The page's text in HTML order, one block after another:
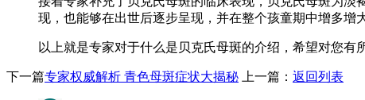
现，也能够在出世后逐步呈现，并在整个孩童期中增多增
以上就是专家对于什么是贝克氏母斑的介绍，希望对您有
下一篇专家权威解析 青色母斑症状大揭秘 上一篇： 返回列表